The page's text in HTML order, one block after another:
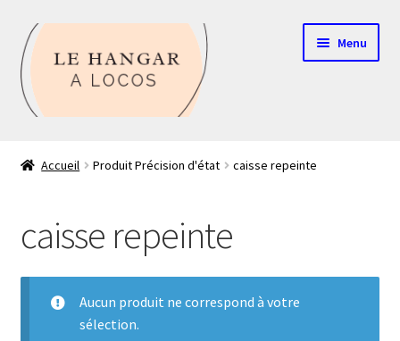
Aller
à
la
navigation
Aller
au
contenu
Menu
Mon compte
Echelle HO
Accueil Produit Précision d'état caisse repeinte
caisse repeinte
Aucun produit ne correspond à votre
sélection.